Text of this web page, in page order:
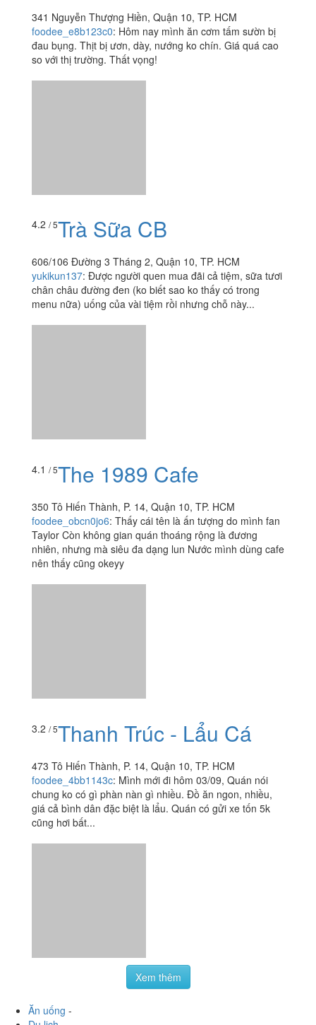
341 Nguyễn Thượng Hiền, Quận 10, TP. HCM
foodee_e8b123c0: Hôm nay mình ăn cơm tấm sườn bị
đau bụng. Thịt bị ươn, dày, nướng ko chín. Giá quá cao
so với thị trường. Thất vọng!
4.2 / 5Trà Sữa CB
606/106 Đường 3 Tháng 2, Quận 10, TP. HCM
yukikun137: Được người quen mua đãi cả tiệm, sữa tươi
chân châu đường đen (ko biết sao ko thấy có trong
menu nữa) uống của vài tiệm rồi nhưng chỗ này...
4.1 / 5The 1989 Cafe
350 Tô Hiến Thành, P. 14, Quận 10, TP. HCM
foodee_obcn0jo6: Thấy cái tên là ấn tượng do mình fan
Taylor Còn không gian quán thoáng rộng là đương
nhiên, nhưng mà siêu đa dạng lun Nước mình dùng cafe
nên thấy cũng okeyy
3.2 / 5Thanh Trúc - Lẩu Cá
473 Tô Hiến Thành, P. 14, Quận 10, TP. HCM
foodee_4bb1143c: Mình mới đi hôm 03/09, Quán nói
chung ko có gì phàn nàn gì nhiều. Đồ ăn ngon, nhiều,
giá cả bình dân đặc biệt là lẩu. Quán có gửi xe tốn 5k
cũng hơi bất...
Xem thêm
Ăn uống -